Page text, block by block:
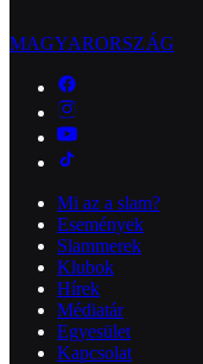
MAGYARORSZÁG
Mi az a slam?
Események
Slammerek
Klubok
Hírek
Médiatár
Egyesület
Kapcsolat